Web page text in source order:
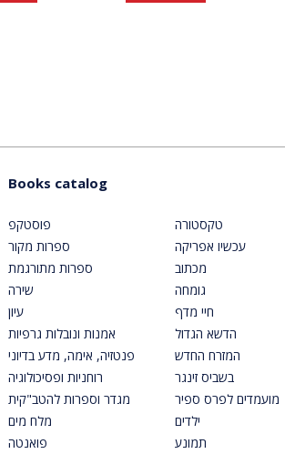
Books catalog
פוסטקפ
ספרות מקור
ספרות מתורגמת
שירה
עיון
אמנות ונובלות גרפיות
פנטזיה, אימה, מדע בדיוני
רוחניות ופסיכולוגיה
מגדר וספרות להטב"קית
מלח מים
פואנטה
טקסטורה
עכשיו אפריקה
מכתוב
גומחה
חיי מדף
הדשא הגדול
המזרח החדש
בשביס זינגר
מועמדים לפרס ספיר
ילדים
תמונע